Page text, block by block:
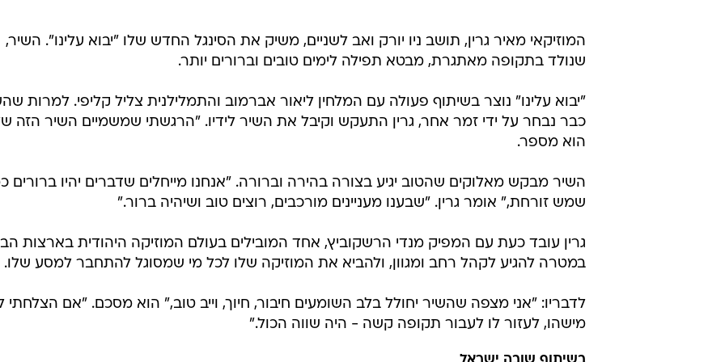
המוזיקאי מאיר גרין, תושב ניו יורק ואב לשניים, משיק את הסינגל החדש שלו "יבוא עלינו". השיר,
שנולד בתקופה מאתגרת, מבטא תפילה לימים טובים וברורים יותר.
"יבוא עלינו" נוצר בשיתוף פעולה עם המלחין ליאור אברמוב והתמלילנית צליל קליפי. למרות
כבר נבחר על ידי זמר אחר, גרין התעקש וקיבל את השיר לידיו. "הרגשתי שמשמיים השיר הזה
הוא מספר.
השיר מבקש מאלוקים שהטוב יגיע בצורה בהירה וברורה. "אנחנו מייחלים שדברים יהיו ברורים
שמש זורחת," אומר גרין. "שבענו מעניינים מורכבים, רוצים טוב ושיהיה ברור."
גרין עובד כעת עם המפיק מנדי הרשקוביץ, אחד המובילים בעולם המוזיקה היהודית בארצות
במטרה להגיע לקהל רחב ומגוון, ולהביא את המוזיקה שלו לכל מי שמסוגל להתחבר למסע שלו.
לדבריו: "אני מצפה שהשיר יחולל בלב השומעים חיבור, חיוך, וייב טוב," הוא מסכם. "אם הצלחתי
מישהו, לעזור לו לעבור תקופה קשה - היה שווה הכול."